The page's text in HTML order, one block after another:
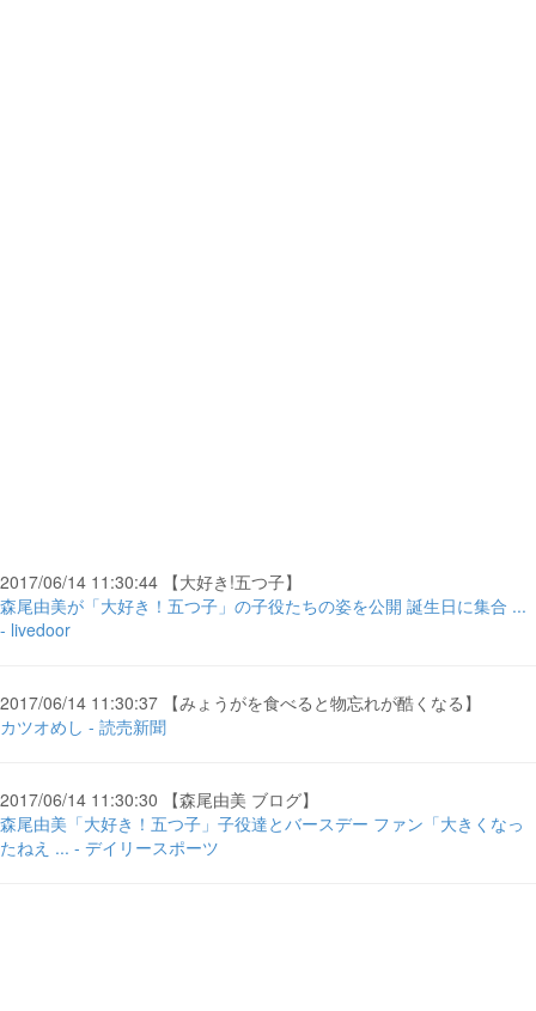
2017/06/14 11:30:44 【大好き!五つ子】
森尾由美が「大好き！五つ子」の子役たちの姿を公開 誕生日に集合 ...
- livedoor
2017/06/14 11:30:37 【みょうがを食べると物忘れが酷くなる】
カツオめし - 読売新聞
2017/06/14 11:30:30 【森尾由美 ブログ】
森尾由美「大好き！五つ子」子役達とバースデー ファン「大きくなっ
たねえ ... - デイリースポーツ